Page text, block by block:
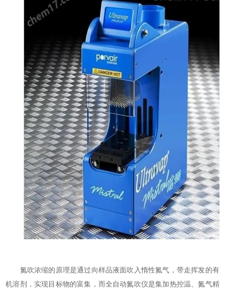
氮吹浓缩的原理是通过向样品液面吹入惰性氮气，带走挥发的有
机溶剂，实现目标物的富集，而全自动氮吹仪是集加热控温、氮气精